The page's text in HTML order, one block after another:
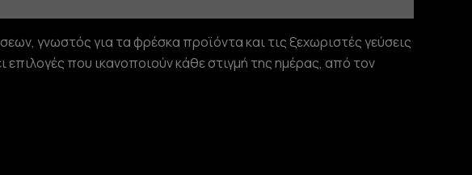
γνωστός για τα φρέσκα προϊόντα και τις ξεχωριστές γεύσεις
που ικανοποιούν κάθε στιγμή της ημέρας, από τον